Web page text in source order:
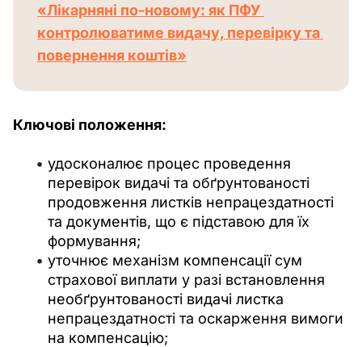
«Лікарняні по-новому: як ПФУ
контролюватиме видачу, перевірку та
повернення коштів»
Ключові положення:
удосконалює процес проведення
перевірок видачі та обґрунтованості
продовження листків непрацездатності
та документів, що є підставою для їх
формування;
уточнює механізм компенсації сум
страхової виплати у разі встановлення
необґрунтованості видачі листка
непрацездатності та оскарження вимоги
на компенсацію;